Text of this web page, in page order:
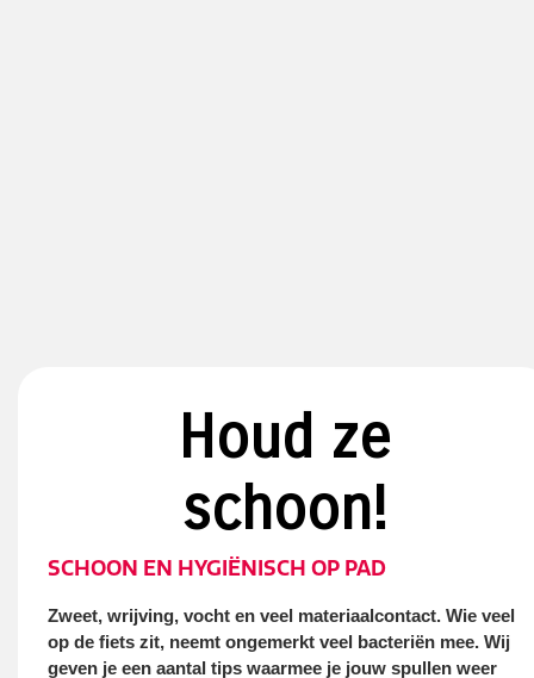
Houd ze
schoon!
SCHOON EN HYGIËNISCH OP PAD
Zweet, wrijving, vocht en veel materiaalcontact. Wie veel
op de fiets zit, neemt ongemerkt veel bacteriën mee. Wij
geven je een aantal tips waarmee je jouw spullen weer